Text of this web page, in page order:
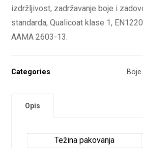
izdržljivost, zadržavanje boje i
standarda, Qualicoat klase 1,
AAMA 2603-13.
Categories
Opis
Težina pakovanja